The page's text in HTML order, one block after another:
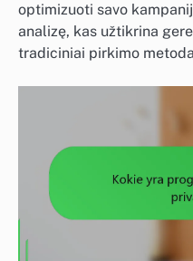
optimizuoti savo
analizę, kas užtikrina
tradiciniai pirkimo